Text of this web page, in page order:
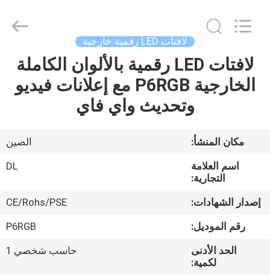
منزل،
بيت
عرض
الافتراضي
معلومات
Co.,Ltd.
Reserved.
لافتات LED رقمية خارجية
لافتات LED رقمية بالألوان الكاملة
الخارجية P6RGB مع إعلانات فيديو
وتحديث واي فاي
مكان المنشأ:
الصين
اسم العلامة
التجارية:
DL
إصدار الشهادات:
CE/Rohs/PSE
رقم الموديل:
P6RGB
الحد الأدنى
لكمية:
حاسب شخصي 1